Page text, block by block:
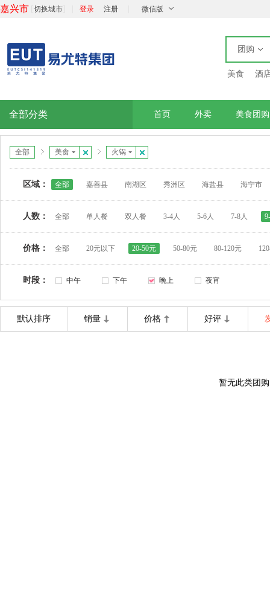
嘉兴市 切换城市 登录 注册 微信版
团购
美食 酒
全部分类 首页 外卖 美食团购
全部 美食 火锅
区域： 全部 嘉善县 南湖区 秀洲区 海盐县 海宁市
人数： 全部 单人餐 双人餐 3-4人 5-6人 7-8人
价格： 全部 20元以下 20-50元 50-80元 80-120元
时段： 中午 下午 晚上 夜宵
默认排序 销量 价格 好评
暂无此类团